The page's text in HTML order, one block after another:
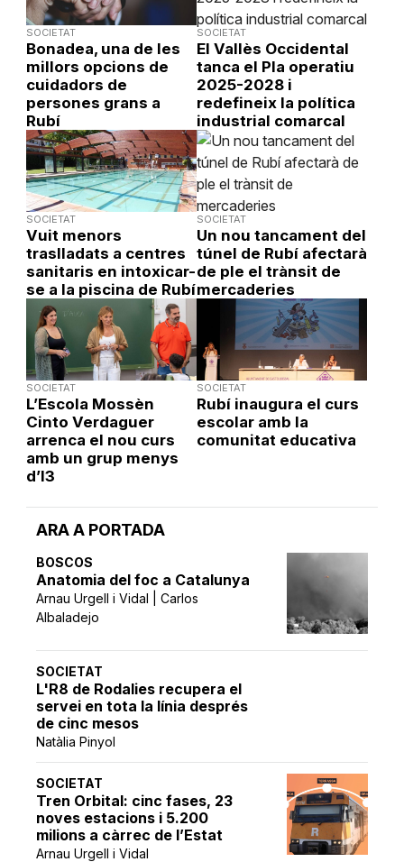
ARA A PORTADA
BOSCOS
Anatomia del foc a Catalunya
Arnau Urgell i Vidal | Carlos
Albaladejo
SOCIETAT
L'R8 de Rodalies recupera el
servei en tota la línia després
de cinc mesos
Natàlia Pinyol
SOCIETAT
Tren Orbital: cinc fases, 23
noves estacions i 5.200
milions a càrrec de l’Estat
Arnau Urgell i Vidal
SOCIETAT
Bonadea, una de les
millors opcions de
cuidadors de
persones grans a
Rubí
SOCIETAT
El Vallès Occidental
tanca el Pla operatiu
2025-2028 i
redefineix la política
industrial comarcal
SOCIETAT
Vuit menors
traslladats a centres
sanitaris en intoxicar-
se a la piscina de Rubí
SOCIETAT
Un nou tancament del
túnel de Rubí afectarà
de ple el trànsit de
mercaderies
SOCIETAT
L’Escola Mossèn
Cinto Verdaguer
arrenca el nou curs
amb un grup menys
d’I3
SOCIETAT
Rubí inaugura el curs
escolar amb la
comunitat educativa